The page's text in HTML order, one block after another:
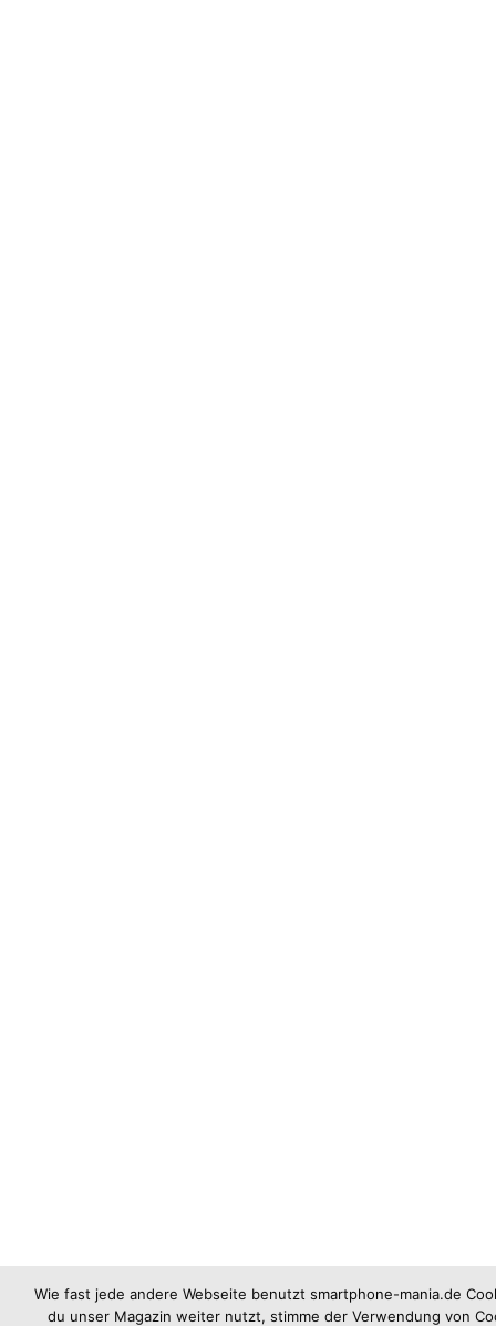
Wie fast jede andere Webseite benutzt smartphone-mania.de
du unser Magazin weiter nutzt, stimme der Verwendung von